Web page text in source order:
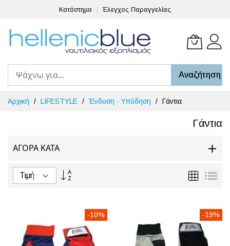
Κατάστημα Έλεγχος Παραγγελίας
Το
Αναζήτηση
Μετάβαση
στο
Αρχική LIFESTYLE Ένδυση - Υπόδηση Γάντια
Γάντια
ΑΓΟΡΆ ΚΑΤΆ
Φθίνουσα
Πλέγμα
-10% -19%